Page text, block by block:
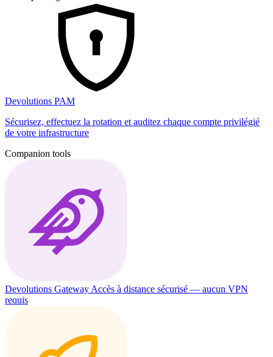
Devolutions PAM
Sécurisez, effectuez la rotation et auditez chaque compte privilégié
de votre infrastructure
Companion tools
Devolutions Gateway Accès à distance sécurisé — aucun VPN
requis